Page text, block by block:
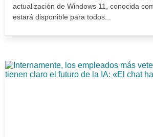
actualización de Windows 11, conocida
estará disponible para todos...